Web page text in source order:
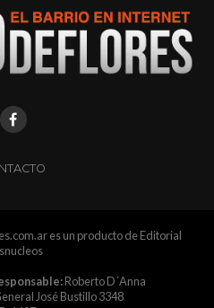
es un producto de Editorial
Roberto D´Anna
José Bustillo 3348